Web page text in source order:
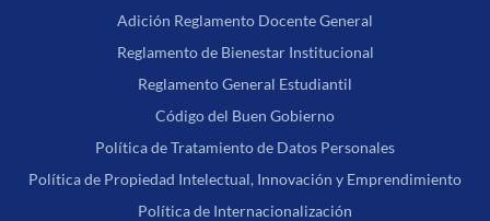
Adición Reglamento Docente General
Reglamento de Bienestar Institucional
Reglamento General Estudiantil
Código del Buen Gobierno
Política de Tratamiento de Datos Personales
Política de Propiedad Intelectual, Innovación y Emprendimiento
Política de Internacionalización